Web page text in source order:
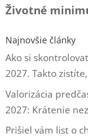
Životné
Najnovšie články
Ako si
2027. Takto
Valorizácia
2027: Krátenie
Prišiel vám list o